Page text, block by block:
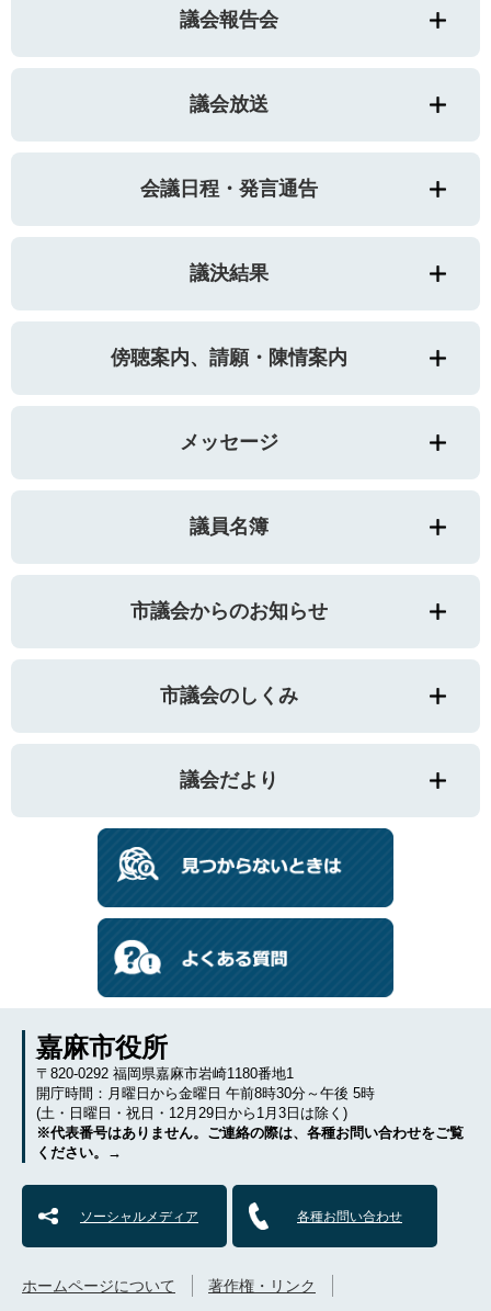
議会報告会
議会放送
会議日程・発言通告
議決結果
傍聴案内、請願・陳情案内
メッセージ
議員名簿
市議会からのお知らせ
市議会のしくみ
議会だより
嘉麻市役所
〒820-0292 福岡県嘉麻市岩崎1180番地1
開庁時間：月曜日から金曜日 午前8時30分～午後 5時
(土・日曜日・祝日・12月29日から1月3日は除く)
※代表番号はありません。ご連絡の際は、各種お問い合わせをご覧
ください。→
ソーシャルメディア 各種お問い合わせ
ホームページについて
著作権・リンク